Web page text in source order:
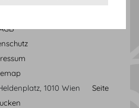
1010 Wien
Seite